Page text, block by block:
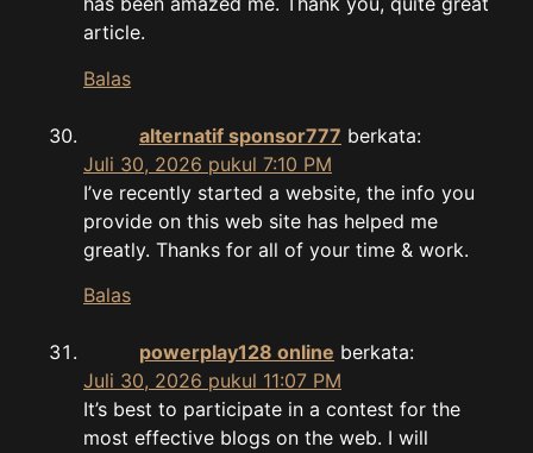
article.
Balas
alternatif sponsor777 berkata:
Juli 30, 2026 pukul 7:10 PM
I’ve recently started a website, the info you
provide on this web site has helped me
greatly. Thanks for all of your time & work.
Balas
powerplay128 online berkata:
Juli 30, 2026 pukul 11:07 PM
It’s best to participate in a contest for the
most effective blogs on the web. I will